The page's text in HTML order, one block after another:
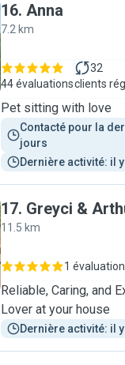
16. Anna
7.2 km
44 évaluations
32
clients
Pet sitting with love
Contacté pour la
jours
Dernière activité: il
17. Greyci &
11.5 km
1 évaluation
Reliable, Caring, and
Lover at your house
Dernière activité: il